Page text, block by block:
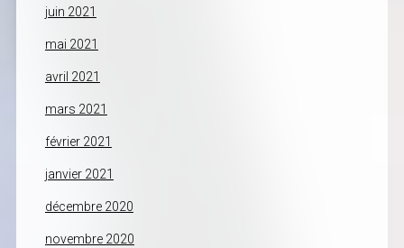
juin 2021
mai 2021
avril 2021
mars 2021
février 2021
janvier 2021
décembre 2020
novembre 2020